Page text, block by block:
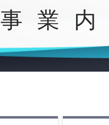
事業内